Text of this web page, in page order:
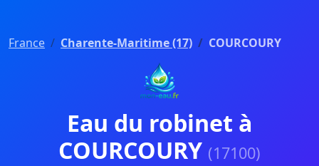
France Charente-Maritime (17) COURCOURY
Eau du robinet à
COURCOURY (17100)